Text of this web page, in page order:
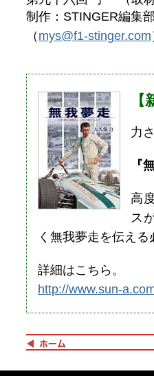
制作：STINGER編集部
（ mys@f1-stinger.com
【
力
『
高
ス
く無我夢走を伝える
詳細はこちら。
http://www.sun-